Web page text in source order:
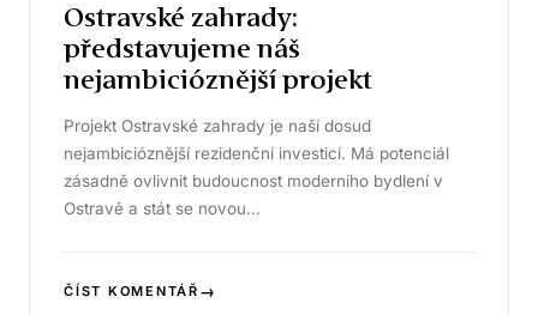
Ostravské zahrady:
představujeme náš
nejambicióznější projekt
Projekt Ostravské zahrady je naší dosud
nejambicióznější rezidenční investicí. Má potenciál
zásadně ovlivnit budoucnost moderního bydlení v
Ostravě a stát se novou…
ČÍST KOMENTÁŘ →